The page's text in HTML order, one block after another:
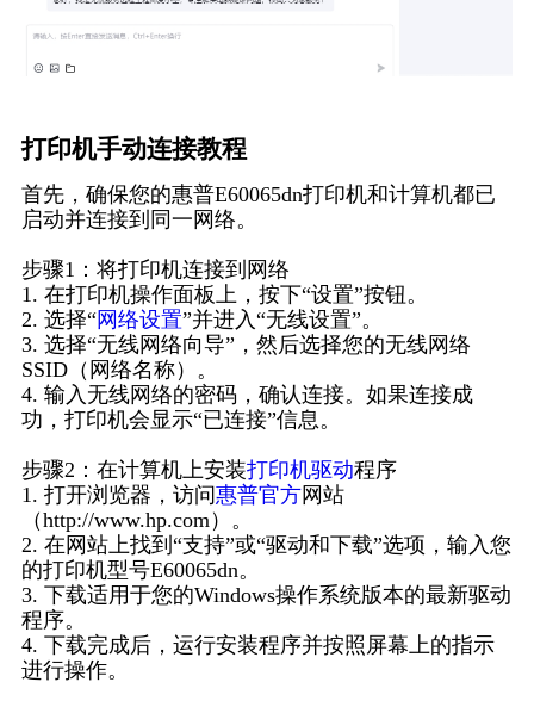
打印机手动连接教程
首先，确保您的惠普E60065dn打印机和计算机都已
启动并连接到同一网络。
步骤1：将打印机连接到网络
1. 在打印机操作面板上，按下“设置”按钮。
2. 选择“网络设置”并进入“无线设置”。
3. 选择“无线网络向导”，然后选择您的无线网络
SSID（网络名称）。
4. 输入无线网络的密码，确认连接。如果连接成
功，打印机会显示“已连接”信息。
步骤2：在计算机上安装打印机驱动程序
1. 打开浏览器，访问惠普官方网站
（http://www.hp.com）。
2. 在网站上找到“支持”或“驱动和下载”选项，输入您
的打印机型号E60065dn。
3. 下载适用于您的Windows操作系统版本的最新驱动
程序。
4. 下载完成后，运行安装程序并按照屏幕上的指示
进行操作。